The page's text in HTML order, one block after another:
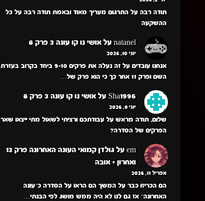
תודה רבה על התרגום מעריך מאוד ובאמת תודה רבה על כל
ההשקעה
natanel עלאושי נו קו עונה 3 פרק 8
יוני 10, 2026
אנחנו עובדים על זה נעלה את פרקים 9-10 ביחד בקרוב בעזרת
השם ופרק 11 אחר כך כי הוא פרק של…
Sha1996 עלאושי נו קו עונה 3 פרק 8
יוני 9, 2026
שלום, תודה מראש על עבודתכם ורציתי לשאול מתי ייצאו שאר
הפרקים של הסדרה?
em על
גולדן קמואי העונה האחרונה פרק 13
ואחרון + אובה
אפריל 11, 2026
הם הכריזו כבר על המשך הם הראו על הסדרה כ״עונה
האחרונה״ אז גם לנו לא היה ממש מושג לפי הבנתי…